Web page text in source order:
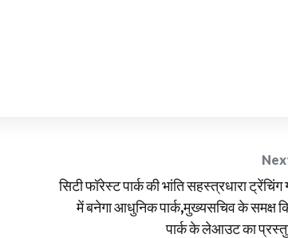
सिटी फॉरेस्ट पार्क की भांति सहस्त्रधारा ट्रेंचिंग
में बनेगा आधुनिक पार्क,मुख्यसचिव के समक्ष
पार्क के लेआउट का